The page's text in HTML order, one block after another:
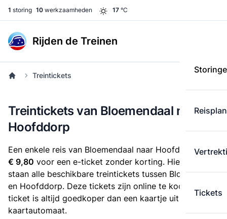
1 storing 10 werkzaamheden 17 °C
Rijden de Treinen
Tickets
Treintickets
Treintickets van Bloemendaal naar
Hoofddorp
Een enkele reis van Bloemendaal naar Hoofddorp kost
€ 9,80 voor een e-ticket zonder korting. Hieronder
staan alle beschikbare treintickets tussen Bloemendaal
en Hoofddorp. Deze tickets zijn online te koop. Een e-
ticket is altijd goedkoper dan een kaartje uit de
kaartautomaat.